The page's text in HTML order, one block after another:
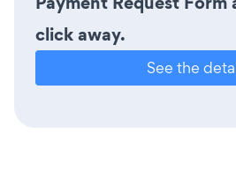
click away.
See the